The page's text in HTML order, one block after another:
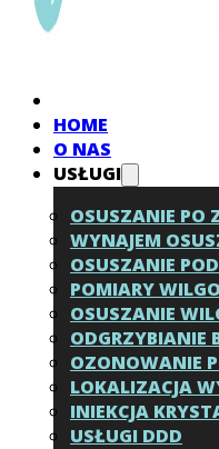
HOME
O NAS
USŁUGI
OSUSZANIE PO
WYNAJEM
OSUSZANIE
POMIARY
OSUSZANIE
ODGRZYBIANIE
OZONOWANIE
LOKALIZACJA
INIEKCJA
USŁUGI DDD